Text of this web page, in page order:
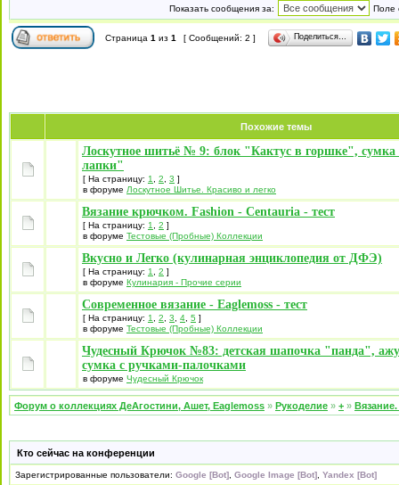
Показать сообщения за: Поле
Страница 1 из 1 [ Сообщений: 2 ] Поделиться…
Похожие темы
Лоскутное шитьё № 9: блок "Кактус в горшке",
лапки"
[ На страницу: 1 2 3 ]
в форуме Лоскутное Шитье. Красиво и легко
Вязание крючком. Fashion - Centauria - тест
[ На страницу: 1 2 ]
в форуме Тестовые (Пробные) Коллекции
Вкусно и Легко (кулинарная энциклопедия от ДФЭ)
[ На страницу: 1 2 ]
в форуме Кулинария - Прочие серии
Современное вязание - Eaglemoss - тест
[ На страницу: 1 2 3 4 5 ]
в форуме Тестовые (Пробные) Коллекции
Чудесный Крючок №83: детская шапочка "панда",
сумка с ручками-палочками
в форуме Чудесный Крючок
Форум о коллекциях ДеАгостини, Ашет, Eaglemoss » Рукоделие » + »
Кто сейчас на конференции
Зарегистрированные пользователи: Google [Bot] Google Image [Bot] Yandex [Bot]